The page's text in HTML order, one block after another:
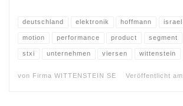
deutschland elektronik hoffmann israel
motion performance product segment
stxi unternehmen viersen wittenstein
von Firma WITTENSTEIN SE Veröffentlicht am